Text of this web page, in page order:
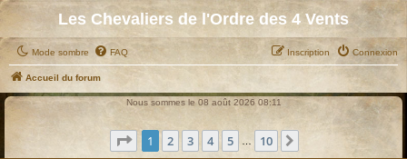
Les Chevaliers de l'Ordre des 4 Vents
Mode sombre FAQ Connexion
Inscription
Accueil du forum
Nous sommes le 08 août 2026 08:11
Page 1sur10
1 2 3 4 5 10